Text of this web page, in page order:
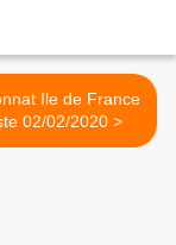
Ile de France
sur Piste 02/02/2020 >